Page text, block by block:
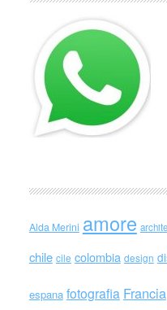
Alda Merini amore
chile cile colombia design
espana fotografia Francia